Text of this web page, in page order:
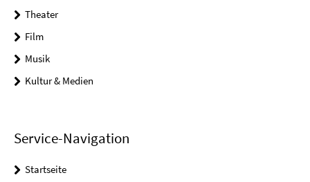
Theater
Film
Musik
Kultur & Medien
Service-Navigation
Startseite